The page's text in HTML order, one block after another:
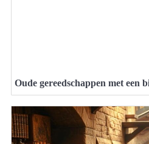
Oude gereedschappen met een